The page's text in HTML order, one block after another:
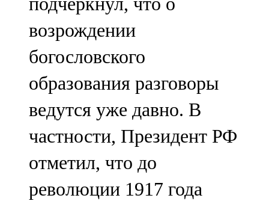
возрождении
богословского
образования разговоры
ведутся уже давно. В
частности, Президент РФ
отметил, что до
революции 1917 года